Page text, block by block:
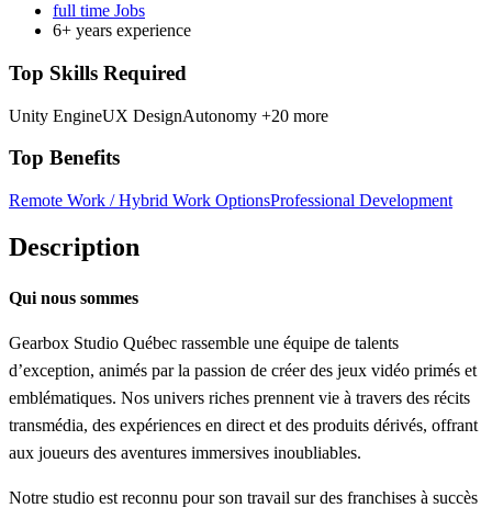
full time Jobs
6+ years experience
Top Skills Required
Unity EngineUX DesignAutonomy +20 more
Top Benefits
Remote Work / Hybrid Work OptionsProfessional Development
Description
Qui nous sommes
Gearbox Studio Québec rassemble une équipe de talents
d’exception, animés par la passion de créer des jeux vidéo primés et
emblématiques. Nos univers riches prennent vie à travers des récits
transmédia, des expériences en direct et des produits dérivés, offrant
aux joueurs des aventures immersives inoubliables.
Notre studio est reconnu pour son travail sur des franchises à succès